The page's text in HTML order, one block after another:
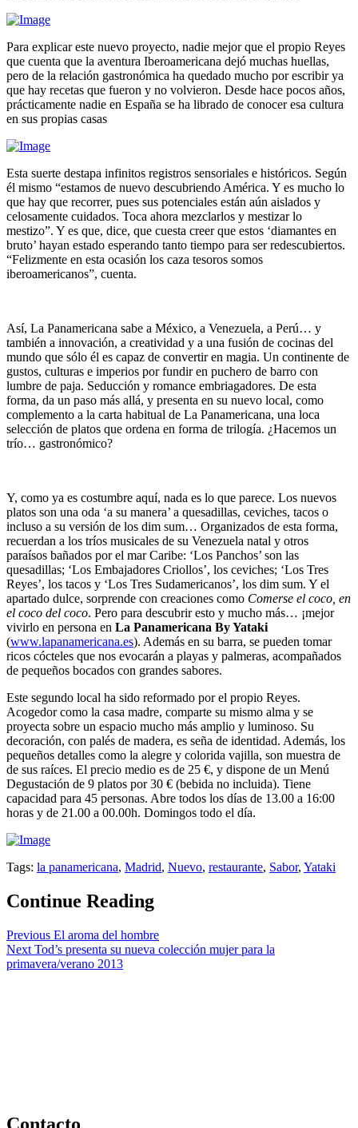
Para explicar este nuevo proyecto, nadie mejor que el propio Reyes
que cuenta que la aventura Iberoamericana dejó muchas huellas,
pero de la relación gastronómica ha quedado mucho por escribir ya
que hay recetas que fueron y no volvieron. Desde hace pocos años,
prácticamente nadie en España se ha librado de conocer esa cultura
en sus propias casas
Esta suerte destapa infinitos registros sensoriales e históricos. Según
él mismo “estamos de nuevo descubriendo América. Y es mucho lo
que hay que recorrer, pues sus potenciales están aún aislados y
celosamente cuidados. Toca ahora mezclarlos y mestizar lo
mestizo”. Y es que, dice, que cuesta creer que estos ‘diamantes en
bruto’ hayan estado esperando tanto tiempo para ser redescubiertos.
“Felizmente en esta ocasión los caza tesoros somos
iberoamericanos”, cuenta.
Así, La Panamericana sabe a México, a Venezuela, a Perú… y
también a innovación, a creatividad y a una fusión de cocinas del
mundo que sólo él es capaz de convertir en magia. Un continente de
gustos, culturas e imperios por fundir en puchero de barro con
lumbre de paja. Seducción y romance embriagadores. De esta
forma, da un paso más allá, y presenta en su nuevo local, como
complemento a la carta habitual de La Panamericana, una loca
selección de platos que ordena en forma de trilogía. ¿Hacemos un
trío… gastronómico?
Y, como ya es costumbre aquí, nada es lo que parece. Los nuevos
platos son una oda ‘a su manera’ a quesadillas, ceviches, tacos o
incluso a su versión de los dim sum… Organizados de esta forma,
recuerdan a los tríos musicales de su Venezuela natal y otros
paraísos bañados por el mar Caribe: ‘Los Panchos’ son las
quesadillas; ‘Los Embajadores Criollos’, los ceviches; ‘Los Tres
Reyes’, los tacos y ‘Los Tres Sudamericanos’, los dim sum. Y el
apartado dulce, sorprende con creaciones como Comerse el coco, en
el coco del coco. Pero para descubrir esto y mucho más… ¡mejor
vivirlo en persona en La Panamericana By Yataki
(www.lapanamericana.es). Además en su barra, se pueden tomar
ricos cócteles que nos evocarán a playas y palmeras, acompañados
de pequeños bocados con grandes sabores.
Este segundo local ha sido reformado por el propio Reyes.
Acogedor como la casa madre, comparte su mismo alma y se
proyecta sobre un espacio mucho más amplio y luminoso. Su
decoración, con palés de madera, es seña de identidad. Además, los
pequeños detalles como la alegre y colorida vajilla, son muestra de
de sus raíces. El precio medio es de 25 €, y dispone de un Menú
Degustación de 9 platos por 30 € (bebida no incluida). Tiene
capacidad para 45 personas. Abre todos los días de 13.00 a 16:00
horas y de 21.00 a 00.00h. Domingos todo el día.
Tags: la panamericana, Madrid, Nuevo, restaurante, Sabor, Yataki
Continue Reading
Previous El aroma del hombre
Next Tod’s presenta su nueva colección mujer para la
primavera/verano 2013
Contacto